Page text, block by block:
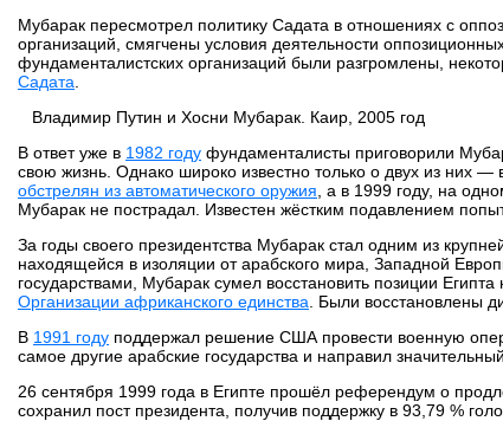
Мубарак пересмотрел политику Садата в отношениях с
организаций, смягчены условия деятельности
фундаменталистских организаций были разгромлены,
Садата
Владимир Путин и Хосни Мубарак. Каир, 2005 год
В ответ уже в 1982 году фундаменталисты приговорили
свою жизнь. Однако широко известно только о двух из них —
обстрелян из автоматического оружия , а в 1999 году, на
Мубарак не пострадал. Известен жёстким подавлением
За годы своего президентства Мубарак стал одним из
находящейся в изоляции от арабского мира, Западной
государствами, Мубарак сумел восстановить позиции
Организации африканского единства . Были восстановлены
В 1991 году поддержал решение США провести военную
самое другие арабские государства и направил
26 сентября 1999 года в Египте прошёл референдум о
сохранил пост президента, получив поддержку в 93,79 %